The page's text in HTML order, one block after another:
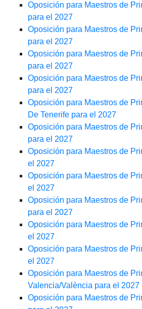
Oposición para Maestros de
para el 2027
Oposición para Maestros de
para el 2027
Oposición para Maestros de
para el 2027
Oposición para Maestros de
para el 2027
Oposición para Maestros de
De Tenerife para el 2027
Oposición para Maestros de
para el 2027
Oposición para Maestros de
el 2027
Oposición para Maestros de
el 2027
Oposición para Maestros de
para el 2027
Oposición para Maestros de
el 2027
Oposición para Maestros de
el 2027
Oposición para Maestros de
Valencia/València para el 2027
Oposición para Maestros de